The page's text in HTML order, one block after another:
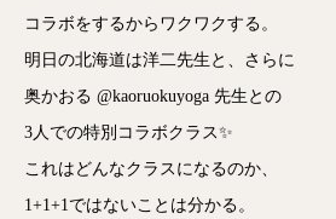
コラボをするからワクワクする。
明日の北海道は洋二先生と、さらに
奥かおる @kaoruokuyoga 先生との
3人での特別コラボクラス✨
これはどんなクラスになるのか、
1+1+1ではないことは分かる。